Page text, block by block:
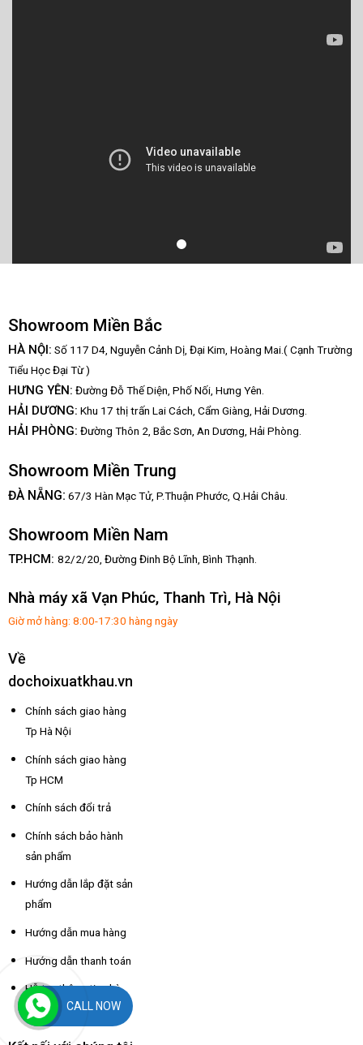
Showroom Miền Bắc
HÀ NỘI: Số 117 D4, Nguyễn Cảnh Dị, Đại Kim, Hoàng Mai.( Cạnh Trường
Tiểu Học Đại Từ )
HƯNG YÊN: Đường Đỗ Thế Diện, Phố Nối, Hưng Yên.
HẢI DƯƠNG: Khu 17 thị trấn Lai Cách, Cẩm Giàng, Hải Dương.
HẢI PHÒNG: Đường Thôn 2, Bắc Sơn, An Dương, Hải Phòng.
Showroom Miền Trung
ĐÀ NẴNG: 67/3 Hàn Mạc Tử, P.Thuận Phước, Q.Hải Châu.
Showroom Miền Nam
TP.HCM: 82/2/20, Đường Đinh Bộ Lĩnh, Bình Thạnh.
Nhà máy xã Vạn Phúc, Thanh Trì, Hà Nội
Giờ mở hàng: 8:00-17:30 hàng ngày
Về
dochoixuatkhau.vn
Chính sách giao hàng
Tp Hà Nội
Chính sách giao hàng
Tp HCM
Chính sách đổi trả
Chính sách bảo hành
sản phẩm
Hướng dẫn lắp đặt sản
phẩm
Hướng dẫn mua hàng
Hướng dẫn thanh toán
Hỗ trợ thông tin nhà
xe các tỉnhCALL NOW